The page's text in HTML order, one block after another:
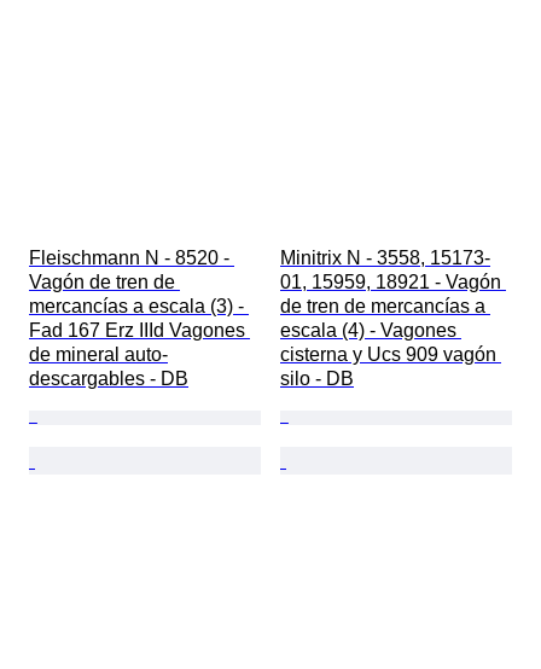
Fleischmann N - 8520 -
Vagón de tren de
mercancías a escala (3) -
Fad 167 Erz IIId Vagones
de mineral auto-
descargables - DB
Minitrix N - 3558, 15173-
01, 15959, 18921 - Vagón
de tren de mercancías a
escala (4) - Vagones
cisterna y Ucs 909 vagón
silo - DB